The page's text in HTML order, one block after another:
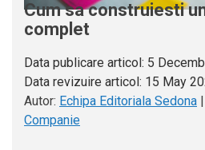
Cum sa construiesti
complet
Data publicare articol: 5
Data revizuire articol: 15 May
Autor: Echipa Editoriala Sedona
Companie